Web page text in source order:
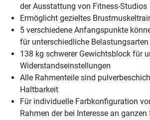
der Ausstattung von Fitness-Studios
Ermöglicht gezieltes
5 verschiedene Anfangspunkte
für unterschiedliche Belastungsarten
138 kg schwerer Gewichtsblock für
Widerstandseinstellungen
Alle Rahmenteile sind
Haltbarkeit
Für individuelle Farbkonfiguration
Rahmen der bei Interesse an